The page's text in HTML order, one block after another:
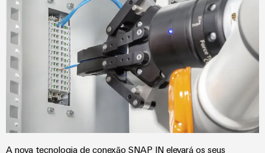
A nova tecnologia de conexão SNAP IN elevará os seus